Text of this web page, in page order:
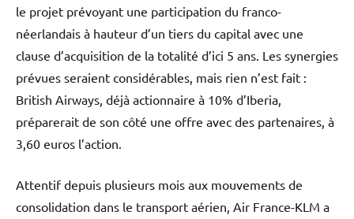
le projet prévoyant une participation du franco-
néerlandais à hauteur d’un tiers du capital avec une
clause d’acquisition de la totalité d’ici 5 ans. Les synergies
prévues seraient considérables, mais rien n’est fait :
British Airways, déjà actionnaire à 10% d’Iberia,
préparerait de son côté une offre avec des partenaires, à
3,60 euros l’action.
Attentif depuis plusieurs mois aux mouvements de
consolidation dans le transport aérien, Air France-KLM a